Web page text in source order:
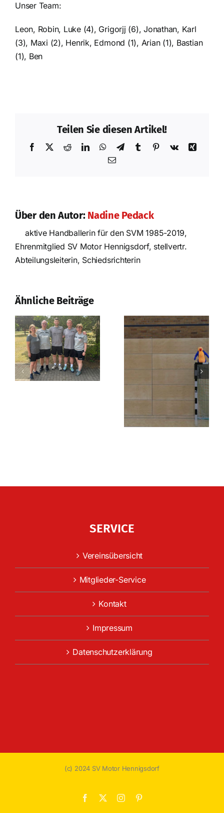
Unser Team:
Leon, Robin, Luke (4), Grigorjj (6), Jonathan, Karl
(3), Maxi (2), Henrik, Edmond (1), Arian (1), Bastian
(1), Ben
Teilen Sie diesen Artikel!
Facebook RedditLinkedInWhatsApp
TelegramTumblrPinterestVk
Xing
E-
Über den Autor: Nadine Pedack
aktive Handballerin für den SVM 1985-2019,
Ehrenmitglied SV Motor Hennigsdorf, stellvertr.
Abteilungsleiterin, Schiedsrichterin
Ähnliche Beiträge
Prüfungswochenende
in Strausberg!
Nach der
Saison ist vor
SERVICE
Vereinsübersicht
Mitglieder-Service
Kontakt
Impressum
Datenschutzerklärung
(c) 2024 SV Motor Hennigsdorf
Facebook InstagramPinterest